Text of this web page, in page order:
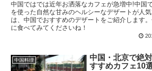
中国ではでは近年お洒落なカフェが急増中!中国
を使った自然な甘みのヘルシーなデザートが人
は、中国でおすすめのデザートをご紹介します
に食べてみてくださいね！
中国料理
中国・北京で絶
すすめカフェ10